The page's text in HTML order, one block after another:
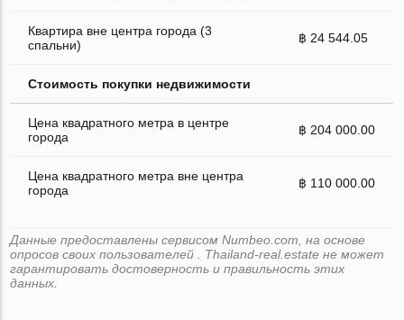
Квартира вне центра города (3
спальни)
฿ 24 544.05
Стоимость покупки недвижимости
Цена квадратного метра в центре
города
฿ 204 000.00
Цена квадратного метра вне центра
города
฿ 110 000.00
Данные предоставлены сервисом Numbeo.com, на основе
опросов своих пользователей . Thailand-real.estate не может
гарантировать достоверность и правильность этих
данных.